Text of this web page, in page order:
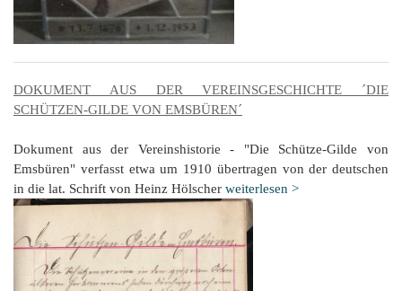
DOKUMENT AUS DER VEREINSGESCHICHTE ´DIE
SCHÜTZEN-GILDE VON EMSBÜREN´
Dokument aus der Vereinshistorie - "Die Schütze-Gilde von
Emsbüren" verfasst etwa um 1910 übertragen von der deutschen
in die lat. Schrift von Heinz Hölscher weiterlesen >